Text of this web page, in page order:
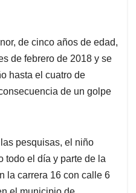
de cinco años de edad,
de febrero de 2018 y se
hasta el cuatro de
de un golpe
pesquisas, el niño
todo el día y parte de la
la carrera 16 con calle 6